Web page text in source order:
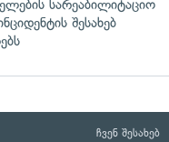
სარეაბილიტაციო
შესახებ
ჩვენ შესახებ